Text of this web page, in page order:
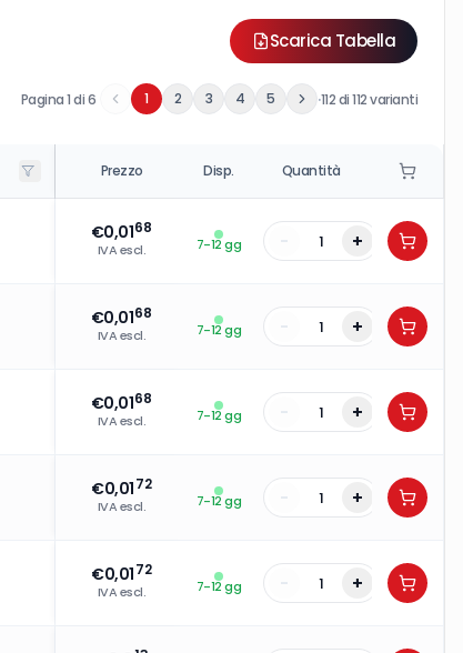
Scarica Tabella
Pagina1di6 1 2 3 4 5 ·112di112varianti
Prezzo Disp. Quantità
€0,0168
IVA escl.
7-12 gg - +
€0,0168
IVA escl.
7-12 gg - +
€0,0168
IVA escl.
7-12 gg - +
€0,0172
IVA escl.
7-12 gg - +
€0,0172
IVA escl.
7-12 gg - +